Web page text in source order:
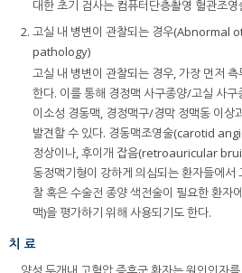
대한 초기 검사는 컴퓨터단층촬영 혈관조
고실 내 병변이 관찰되는 경우
pathology)
고실 내 병변이 관찰되는 경우, 가장 먼저
한다. 이를 통해 경정맥 사구종양/고실 사
이소성 경동맥, 경정맥구/경막 정맥동 이상
발견할 수 있다. 경동맥조영술(carotid
정상이나, 후이개 잡음(retroauricular
동정맥기형이 강하게 의심되는 환자들에서
찰 혹은 수술전 종양 색전술이 필요한 환자
맥)을 평가하기 위해 사용되기도 한다.
치 료